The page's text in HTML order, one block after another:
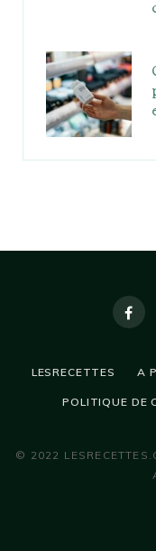
LESRECETTES A
POLITIQUE DE
© 2022